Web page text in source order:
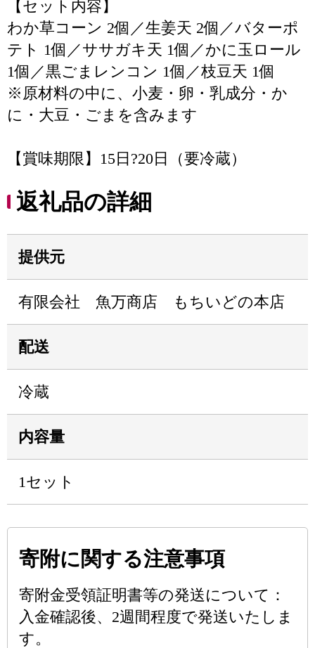
【セット内容】
わか草コーン 2個／生姜天 2個／バターポ
テト 1個／ササガキ天 1個／かに玉ロール
1個／黒ごまレンコン 1個／枝豆天 1個
※原材料の中に、小麦・卵・乳成分・か
に・大豆・ごまを含みます
【賞味期限】15日?20日（要冷蔵）
返礼品の詳細
提供元
有限会社 魚万商店 もちいどの本店
配送
冷蔵
内容量
1セット
寄附に関する注意事項
寄附金受領証明書等の発送について：
入金確認後、2週間程度で発送いたしま
す。